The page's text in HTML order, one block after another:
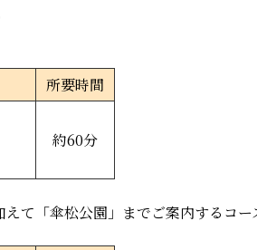
所要時間
約60分
て「傘松公園」までご案内するコー